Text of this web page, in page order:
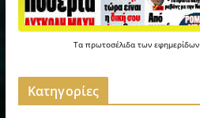
Ταπρωτοσέλιδατωνεφημερίδων
Kατηγορίες